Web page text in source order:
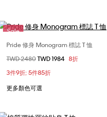
Sale
選擇您的尺碼
XXS
Pride 修身 Monogram 標誌 T 恤
價格扣減從
TWD 2480至
TWD 1984 8折
3件9折; 5件85折
更多顏色可選